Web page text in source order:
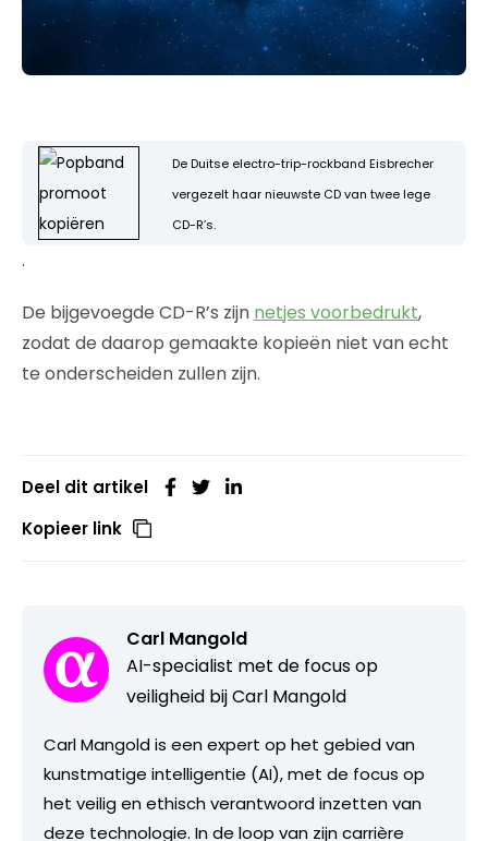
De Duitse electro-trip-rockband Eisbrecher
vergezelt haar nieuwste CD van twee lege
CD-R’s.
.
De bijgevoegde CD-R’s zijn netjes voorbedrukt,
zodat de daarop gemaakte kopieën niet van echt
te onderscheiden zullen zijn.
Deel dit artikel
Kopieer link
Carl Mangold
AI-specialist met de focus op
veiligheid bij Carl Mangold
Carl Mangold is een expert op het gebied van
kunstmatige intelligentie (AI), met de focus op
het veilig en ethisch verantwoord inzetten van
deze technologie. In de loop van zijn carrière